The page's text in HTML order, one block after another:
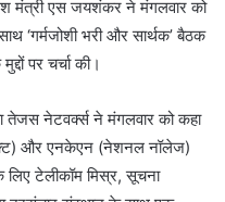
मंत्री एस जयशंकर ने मंगलवार को
‘गर्मजोशी भरी और सार्थक’ बैठक
पर चर्चा की।
तेजस नेटवर्क्स ने मंगलवार को कहा
और एनकेएन (नेशनल नॉलेज)
टेलीकॉम मिस्र, सूचना